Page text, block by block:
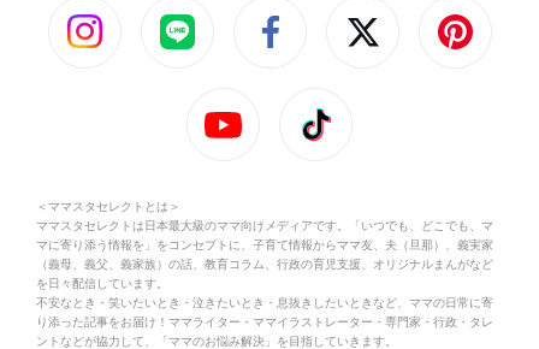
＜ママスタセレクトとは＞
ママスタセレクトは日本最大級のママ向けメディアです。「いつでも、どこでも、マ
マに寄り添う情報を」をコンセプトに、子育て情報からママ友、夫（旦那）、義実家
（義母、義父、義家族）の話、教育コラム、行政の育児支援、オリジナルまんがなど
を日々配信しています。
不安なとき・笑いたいとき・泣きたいとき・息抜きしたいときなど、ママの日常に寄
り添った記事をお届け！ママライター・ママイラストレーター・専門家・行政・タレ
ントなどが協力して、「ママのお悩み解決」を目指していきます。